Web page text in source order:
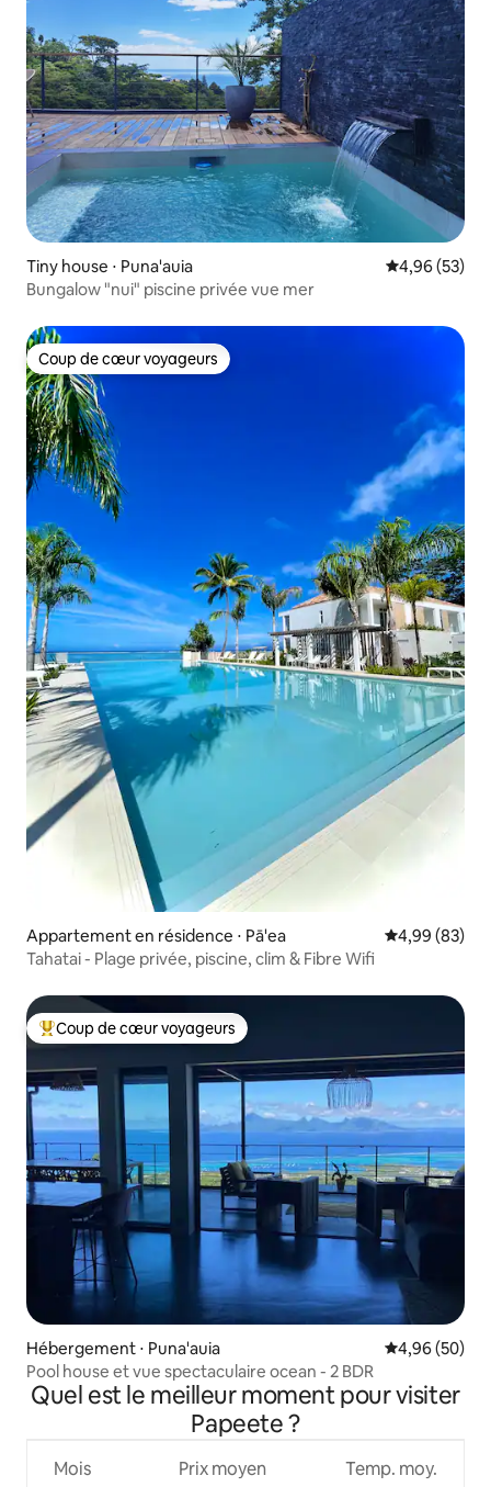
Tiny house ⋅ Puna'auia Évaluation
4,96 (53)
Bungalow "nui" piscine privée vue mer
Coup de cœur voyageurs
Coup de cœur voyageurs
Appartement en résidence ⋅ Pā'ea Évaluation
4,99 (83)
Tahatai - Plage privée, piscine, clim & Fibre Wifi
Coups de cœur voyageurs les plus appréciés
Coup de cœur voyageurs
Hébergement ⋅ Puna'auia Évaluation
4,96 (50)
Pool house et vue spectaculaire ocean - 2 BDR
Quel est le meilleur moment pour visiter
Papeete ?
Mois Prix moyen Temp. moy.